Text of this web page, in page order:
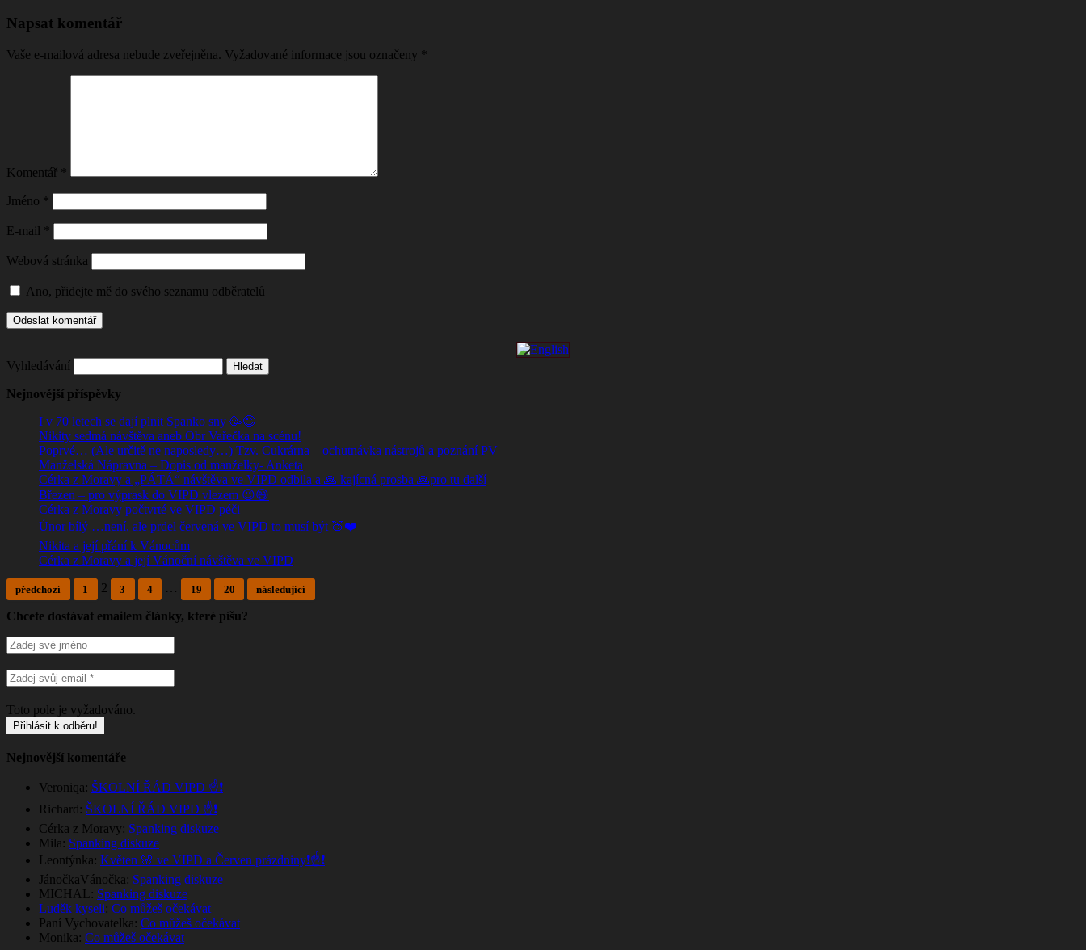
Napsat komentář
Vaše e-mailová adresa nebude zveřejněna. Vyžadované informace jsou označeny *
Komentář *
Jméno *
E-mail *
Webová stránka
Ano, přidejte mě do svého seznamu odběratelů
Vyhledávání
Nejnovější příspěvky
I v 70 letech se dají plnit Spanko sny 🥳😉
Nikity sedmá návštěva aneb Obr Vařečka na scénu!
Poprvé… (Ale určitě ne naposledy…) Tzv. Cukrárna – ochutnávka nástrojů a poznání PV
Manželská Nápravna – Dopis od manželky- Anketa
Cérka z Moravy a „PÁTÁ“ návštěva ve VIPD odbila a 🙏 kajícná prosba 🙏pro tu další
Březen – pro výprask do VIPD vlezem 😉😄
Cérka z Moravy počtvrté ve VIPD péči
Únor bílý …není, ale prdel červená ve VIPD to musí být 🍑❤️
Nikita a její přání k Vánocům
Cérka z Moravy a její Vánoční návštěva ve VIPD
předchozí 1 2 3 4 … 19 20 následující
Chcete dostávat emailem články, které píšu?
Toto pole je vyžadováno.
Nejnovější komentáře
Veroniqa: ŠKOLNÍ ŘÁD VIPD ☝️❗
Richard: ŠKOLNÍ ŘÁD VIPD ☝️❗
Cérka z Moravy: Spanking diskuze
Mila: Spanking diskuze
Leontýnka: Květen 🌸 ve VIPD a Červen prázdniny❗☝️❗
JánočkaVánočka: Spanking diskuze
MICHAL: Spanking diskuze
Luděk kyseli: Co můžeš očekávat
Paní Vychovatelka: Co můžeš očekávat
Monika: Co můžeš očekávat